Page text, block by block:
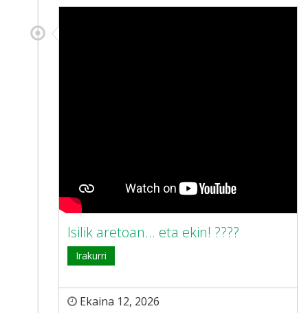
Isilik aretoan... eta ekin! ????
Irakurri
Ekaina 12, 2026